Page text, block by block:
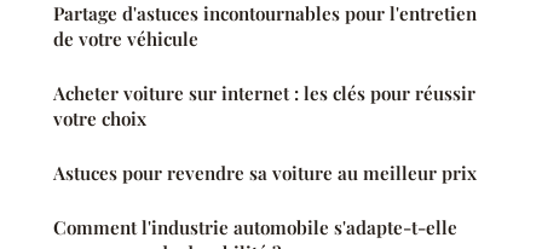
Partage d'astuces incontournables pour l'entretien
de votre véhicule
Acheter voiture sur internet : les clés pour réussir
votre choix
Astuces pour revendre sa voiture au meilleur prix
Comment l'industrie automobile s'adapte-t-elle